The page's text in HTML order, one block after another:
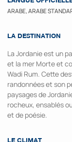
ARABE, ARABE
LA DESTINATION
La Jordanie est un
et la mer Morte et
Wadi Rum. Cette
randonnées et son
paysages de
rocheux, ensablés
et de poésie.
LE CLIMAT